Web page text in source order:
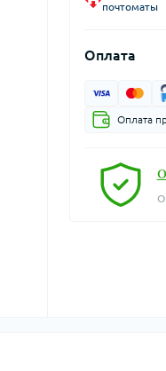
почтоматы
Оплата
Оплата